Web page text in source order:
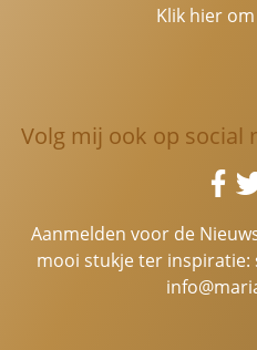
Klik hier
Volg mij ook op social
Aanmelden voor de
mooi stukje ter